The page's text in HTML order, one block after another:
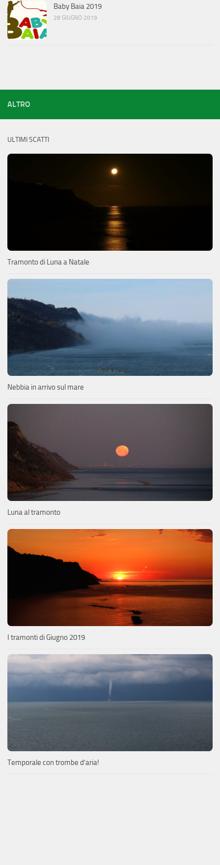
Baby Baia 2019
28 GIUGNO 2019
ALTRO
ULTIMI SCATTI
Tramonto di Luna a Natale
Nebbia in arrivo sul mare
Luna al tramonto
I tramonti di Giugno 2019
Temporale con trombe d’aria!